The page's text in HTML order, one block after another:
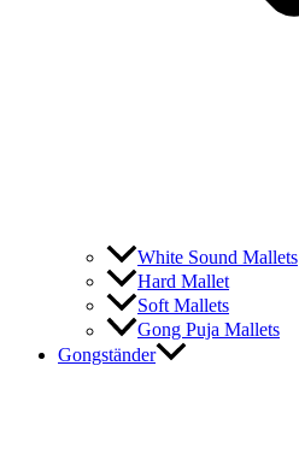
White Sound Mallets
Hard Mallet
Soft Mallets
Gong Puja Mallets
Gongständer